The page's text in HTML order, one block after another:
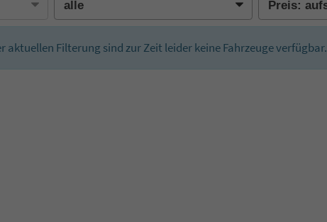
aktuellen Filterung sind zur Zeit leider keine Fahrzeuge verfügbar.